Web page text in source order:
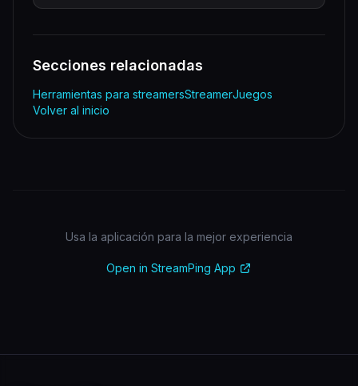
Secciones relacionadas
Herramientas para streamersStreamerJuegos
Volver al inicio
Usa la aplicación para la mejor experiencia
Open in StreamPing App